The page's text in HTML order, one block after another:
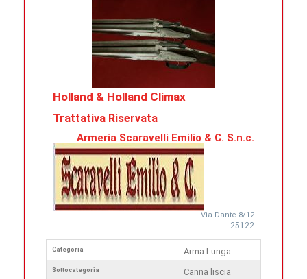
Holland & Holland Climax
Trattativa Riservata
Armeria Scaravelli Emilio & C. S.n.c.
Via Dante 8/12
25122
Categoria
Sottocategoria
Arma Lunga
Canna liscia